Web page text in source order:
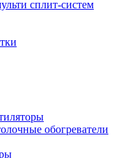
сплит-систем
обогреватели